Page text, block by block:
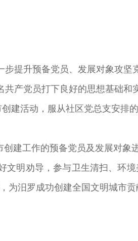
升预备党员、发展对象攻坚
产党员打下良好的思想基础和
活动，服从社区党总支安排的
工作的预备党员及发展对象
明劝导，参与卫生清扫、环境
为汨罗成功创建全国文明城市贡